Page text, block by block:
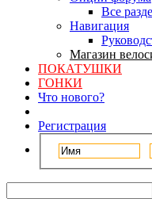
Все
Навигация
Магазин
ПОКАТУШКИ
ГОНКИ
Что нового?
Регистрация